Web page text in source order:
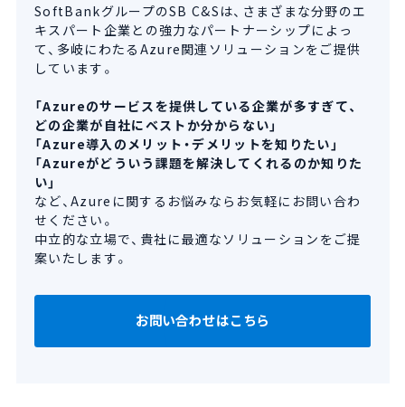
SoftBankグループのSB C&Sは、さまざまな分野のエ
キスパート企業との強力なパートナーシップによっ
て、多岐にわたるAzure関連ソリューションをご提供
しています。
「Azureのサービスを提供している企業が多すぎて、
どの企業が自社にベストか分からない」
「Azure導入のメリット・デメリットを知りたい」
「Azureがどういう課題を解決してくれるのか知りた
い」
など、Azureに関するお悩みならお気軽にお問い合わ
せください。
中立的な立場で、貴社に最適なソリューションをご提
案いたします。
お問い合わせはこちら